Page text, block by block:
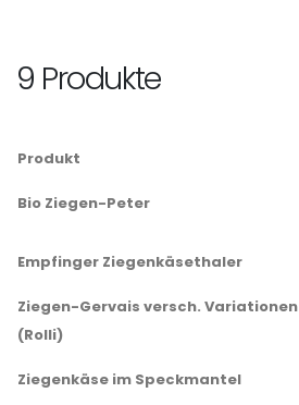
9 Produkte
Produkt
Bio Ziegen-Peter
Empfinger Ziegenkäsethaler
Ziegen-Gervais versch. Variationen
(Rolli)
Ziegenkäse im Speckmantel